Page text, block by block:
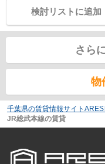
検討リストに追加
さら
物
千葉県の賃貸情報サイト
JR総武本線の賃貸